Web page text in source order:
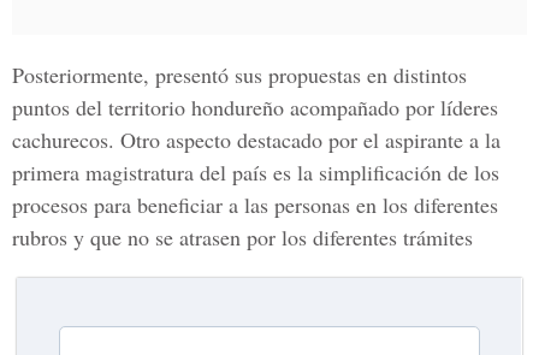
Posteriormente, presentó sus propuestas en distintos
puntos del territorio hondureño acompañado por líderes
cachurecos. Otro aspecto destacado por el aspirante a la
primera magistratura del país es la simplificación de los
procesos para beneficiar a las personas en los diferentes
rubros y que no se atrasen por los diferentes trámites